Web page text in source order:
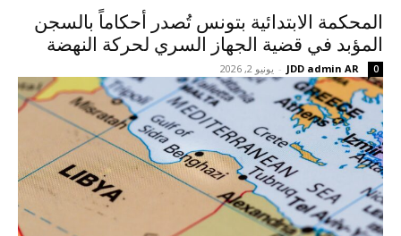
المحكمة الابتدائية بتونس تُصدر أحكاماً بالسجن
المؤبد في قضية الجهاز السري لحركة النهضة
JDD admin AR
- يونيو 2, 2026 0